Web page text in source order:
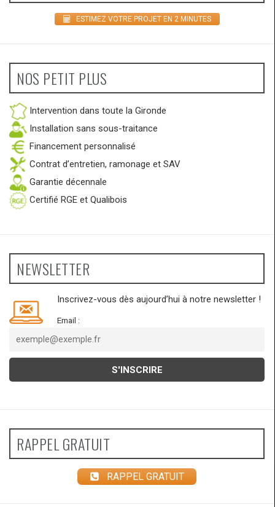
ESTIMEZ VOTRE PROJET EN 2 MINUTES
NOS PETIT PLUS
Intervention dans toute la Gironde
Installation sans sous-traitance
Financement personnalisé
Contrat d’entretien, ramonage et SAV
Garantie décennale
Certifié RGE et Qualibois
NEWSLETTER
Inscrivez-vous dès aujourd’hui à notre newsletter !
Email :
RAPPEL GRATUIT
RAPPEL GRATUIT